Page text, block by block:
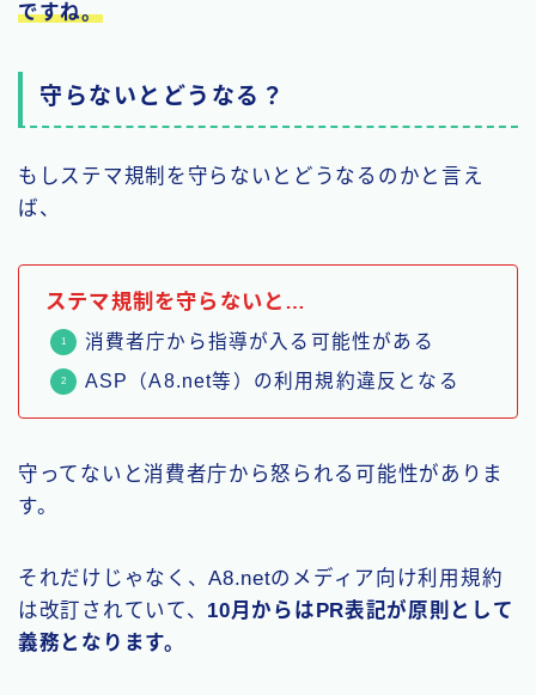
ですね。
守らないとどうなる？
もしステマ規制を守らないとどうなるのかと言え
ば、
ステマ規制を守らないと…
消費者庁から指導が入る可能性がある
ASP（A8.net等）の利用規約違反となる
守ってないと消費者庁から怒られる可能性がありま
す。
それだけじゃなく、A8.netのメディア向け利用規約
は改訂されていて、 10月からはPR表記が原則として
義務となります。